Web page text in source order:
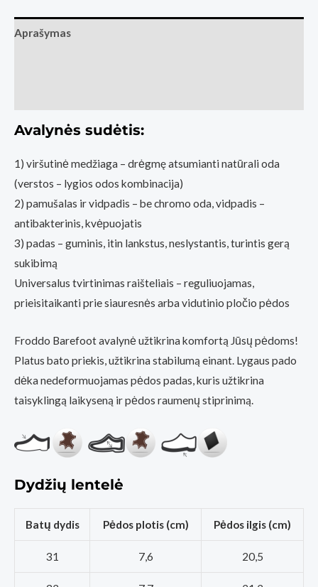
Motion
Aprašymas
Avalynės sudėtis:
1) viršutinė medžiaga – drėgmę atsumianti natūrali oda
(verstos – lygios odos kombinacija)
2) pamušalas ir vidpadis – be chromo oda, vidpadis –
antibakterinis, kvėpuojatis
3) padas – guminis, itin lankstus, neslystantis, turintis gerą
sukibimą
Universalus tvirtinimas raišteliais – reguliuojamas,
prieisitaikanti prie siauresnės arba vidutinio pločio pėdos
Froddo Barefoot avalynė užtikrina komfortą Jūsų pėdoms!
Platus bato priekis, užtikrina stabilumą einant. Lygaus pado
dėka nedeformuojamas pėdos padas, kuris užtikrina
taisyklingą laikyseną ir pėdos raumenų stiprinimą.
Dydžių lentelė
Batų dydis Pėdos plotis (cm) Pėdos ilgis (cm)
31 7,6 20,5